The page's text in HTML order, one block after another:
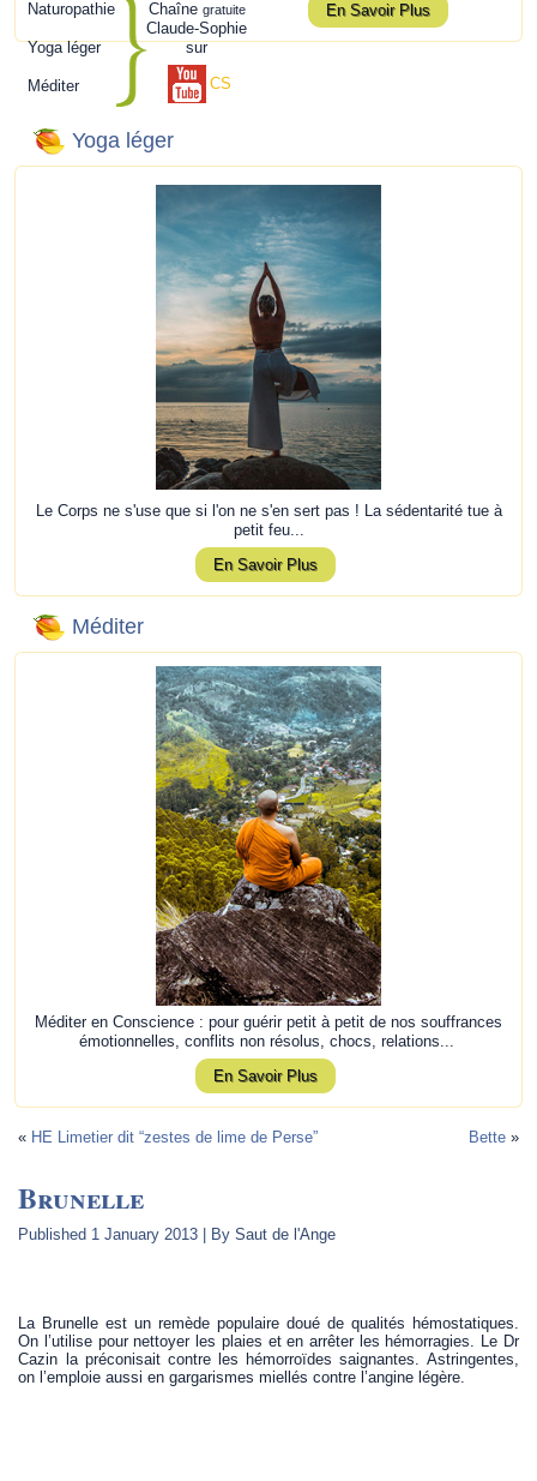
Naturopathie
Yoga léger
Méditer
Chaîne gratuite
Claude-Sophie
sur
CS
En Savoir Plus
Yoga léger
Le Corps ne s'use que si l'on ne s'en sert pas ! La sédentarité tue à
petit feu...
En Savoir Plus
Méditer
Méditer en Conscience : pour guérir petit à petit de nos souffrances
émotionnelles, conflits non résolus, chocs, relations...
En Savoir Plus
« HE Limetier dit “zestes de lime de Perse” Bette»
Brunelle
Published 1 January 2013 By Saut de l'Ange
La Brunelle est un remède populaire doué de qualités hémostatiques.
On l’utilise pour nettoyer les plaies et en arrêter les hémorragies. Le Dr
Cazin la préconisait contre les hémorroïdes saignantes. Astringentes,
on l’emploie aussi en gargarismes miellés contre l’angine légère.